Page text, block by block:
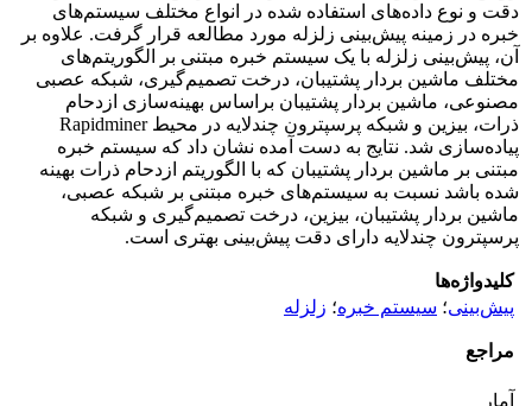
دقت و نوع داده‌های استفاده شده‌ در انواع مختلف سیستم‌های
خبره در زمینه پیش‌بینی زلزله مورد مطالعه قرار گرفت. علاوه بر
آن، پیش‌بینی زلزله با یک سیستم خبره مبتنی بر الگوریتم‌های
مختلف ماشین بردار پشتیبان، درخت تصمیم‌گیری، شبکه عصبی
مصنوعی، ماشین بردار پشتیبان براساس بهینه‌سازی ازدحام
ذرات، بیزین و شبکه پرسپترون چندلایه در محیط Rapidminer
پیاده‌سازی شد. نتایج به دست آمده نشان داد که سیستم خبره
مبتنی بر ماشین بردار پشتیبان که با الگوریتم ازدحام ذرات بهینه
شده باشد نسبت به سیستم‌های خبره مبتنی بر شبکه عصبی،
ماشین بردار پشتیبان، بیزین، درخت تصمیم‌گیری و شبکه
پرسپترون چندلایه دارای دقت پیش‌بینی بهتری است.
کلیدواژه‌ها
پیش‌بینی؛ سیستم خبره؛ زلزله
مراجع
آمار